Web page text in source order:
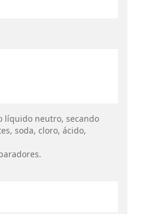
líquido neutro, secando
soda, cloro, ácido,